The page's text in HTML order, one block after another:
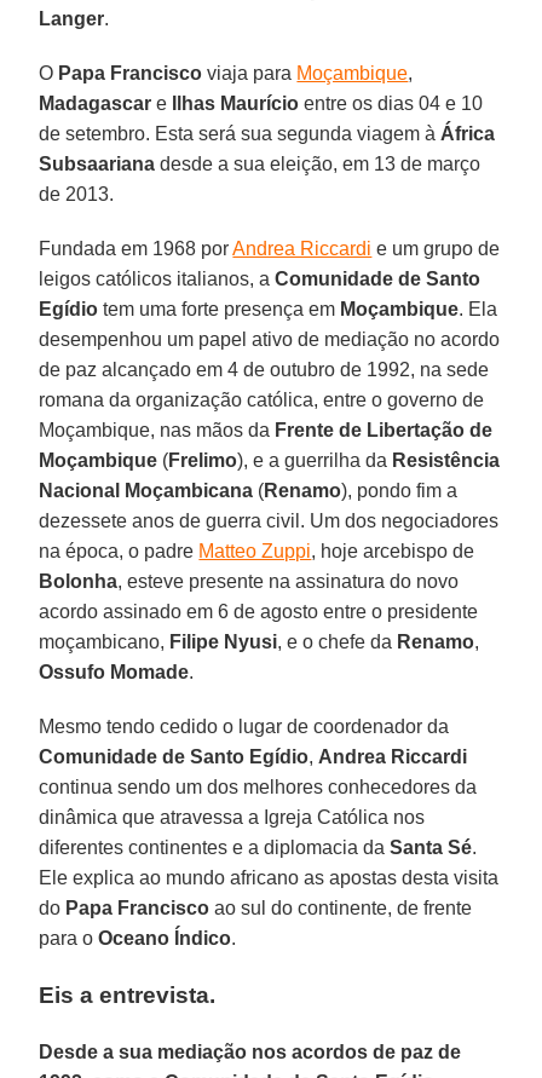
Langer.
O Papa Francisco viaja para Moçambique,
Madagascar e Ilhas Maurício entre os dias 04 e 10
de setembro. Esta será sua segunda viagem à África
Subsaariana desde a sua eleição, em 13 de março
de 2013.
Fundada em 1968 porAndrea Riccardi e um grupo de
leigos católicos italianos, aComunidade de Santo
Egídio tem uma forte presença em Moçambique. Ela
desempenhou um papel ativo de mediação no acordo
de paz alcançado em 4 de outubro de 1992, na sede
romana da organização católica, entre o governo de
Moçambique, nas mãos da Frente de Libertação de
Moçambique (Frelimo), e a guerrilha da Resistência
Nacional Moçambicana (Renamo), pondo fim a
dezessete anos de guerra civil. Um dos negociadores
na época, o padre Matteo Zuppi, hoje arcebispo de
Bolonha, esteve presente na assinatura do novo
acordo assinado em 6 de agosto entre o presidente
moçambicano, Filipe Nyusi, e o chefe da Renamo,
Ossufo Momade.
Mesmo tendo cedido o lugar de coordenador da
Comunidade de Santo Egídio, Andrea Riccardi
continua sendo um dos melhores conhecedores da
dinâmica que atravessa a Igreja Católica nos
diferentes continentes e a diplomacia daSanta Sé.
Ele explica ao mundo africano as apostas desta visita
do Papa Francisco ao sul do continente, de frente
para oOceano Índico.
Eis a entrevista.
Desde a sua mediação nos acordos de paz de